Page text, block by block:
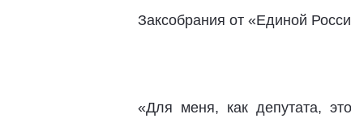
Заксобрания от «Единой
«Для меня, как депутата,